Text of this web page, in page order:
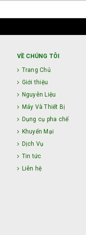
VỀ CHÚNG TÔI
Trang Chủ
Giới thiệu
Nguyên Liệu
Máy Và Thiết Bị
Dụng cụ pha chế
Khuyến Mại
Dịch Vụ
Tin tức
Liên hệ